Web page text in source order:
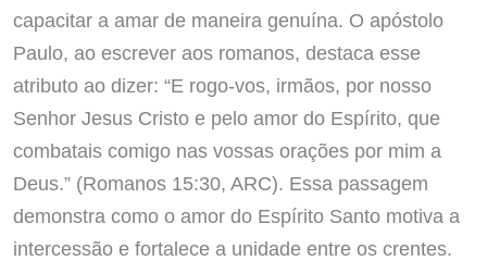
capacitar a amar de maneira genuína. O apóstolo
Paulo, ao escrever aos romanos, destaca esse
atributo ao dizer: “E rogo-vos, irmãos, por nosso
Senhor Jesus Cristo e pelo amor do Espírito, que
combatais comigo nas vossas orações por mim a
Deus.” (Romanos 15:30, ARC). Essa passagem
demonstra como o amor do Espírito Santo motiva a
intercessão e fortalece a unidade entre os crentes.